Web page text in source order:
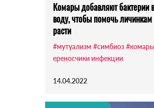
Комары добавляют бактерии в
воду, чтобы помочь личинкам
расти
#мутуализм #симбиоз #комары
ереносчики инфекции
14.04.2022